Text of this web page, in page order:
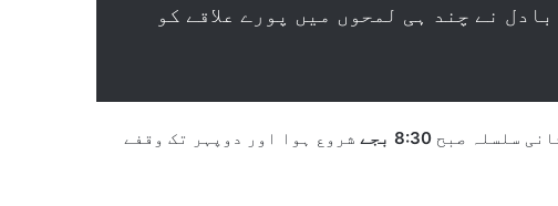
نے چند ہی لمحوں میں پورے علاقے کو
سلسلہ صبح 8:30 بجے
شروع ہوا اور دوپہر تک وقفے